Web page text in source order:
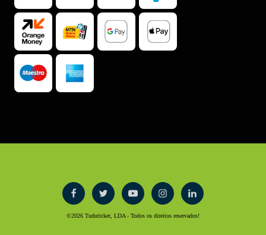
©2026 Tuduticket, LDA - Todos os direitos reservados!